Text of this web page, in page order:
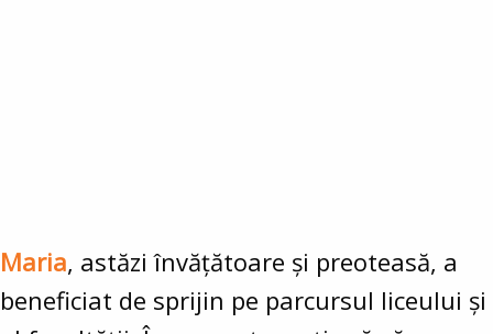
Maria, astăzi învățătoare și preoteasă, a
beneficiat de sprijin pe parcursul liceului și